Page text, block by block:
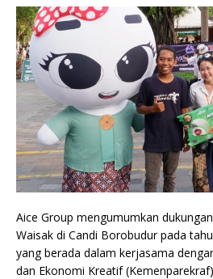
Aice Group mengumumkan
Waisak di Candi Borobudur pada
yang berada dalam kerjasama
dan Ekonomi Kreatif